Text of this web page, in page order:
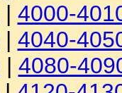
| 4000-
| 4040-
| 4080-